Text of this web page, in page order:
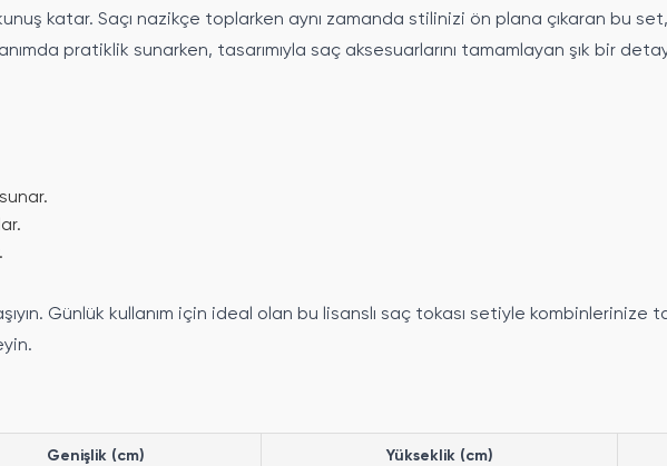
katar. Saçı nazikçe toplarken aynı zamanda stilinizi ön plana çıkaran bu
pratiklik sunarken, tasarımıyla saç aksesuarlarını tamamlayan şık bir
Günlük kullanım için ideal olan bu lisanslı saç tokası setiyle kombinlerinize
Genişlik (cm) Yükseklik (cm)